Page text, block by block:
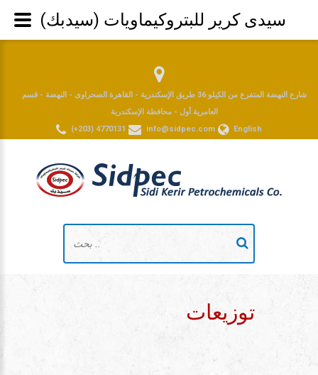
شارع النهضة المتفرع من الكيلو 36 طريق الإسكندرية - القاهرة الصحراوى - النهضة - قسم
العامرية أول - محافظة الإسكندرية
(+203) 4770131
info@sidpec.com English
توزيعات
سيدى كرير للبتروكيماويات (سيدبك)